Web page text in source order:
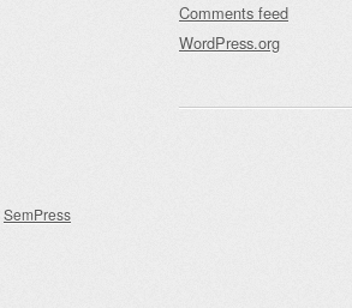
Comments feed
WordPress.org
SemPress